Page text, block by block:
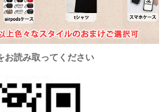
お読み取ってください